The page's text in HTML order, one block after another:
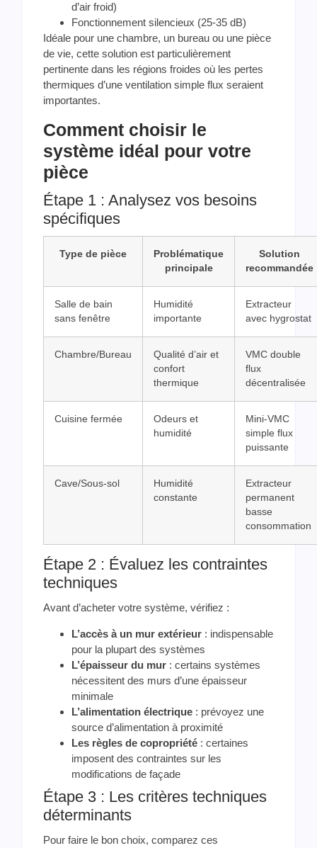
d’air froid)
Fonctionnement silencieux (25-35 dB)
Idéale pour une chambre, un bureau ou une pièce
de vie, cette solution est particulièrement
pertinente dans les régions froides où les pertes
thermiques d’une ventilation simple flux seraient
importantes.
Comment choisir le
système idéal pour votre
pièce
Étape 1 : Analysez vos besoins
spécifiques
Type de pièce
Problématique
principale
Solution
recommandée
Salle de bain
sans fenêtre
Humidité
importante
Extracteur
avec hygrostat
Chambre/Bureau
Qualité d’air et
confort
thermique
VMC double
flux
décentralisée
Cuisine fermée
Odeurs et
humidité
Mini-VMC
simple flux
puissante
Cave/Sous-sol
Humidité
constante
Extracteur
permanent
basse
consommation
Étape 2 : Évaluez les contraintes
techniques
Avant d’acheter votre système, vérifiez :
L’accès à un mur extérieur : indispensable
pour la plupart des systèmes
L’épaisseur du mur : certains systèmes
nécessitent des murs d’une épaisseur
minimale
L’alimentation électrique : prévoyez une
source d’alimentation à proximité
Les règles de copropriété : certaines
imposent des contraintes sur les
modifications de façade
Étape 3 : Les critères techniques
déterminants
Pour faire le bon choix, comparez ces